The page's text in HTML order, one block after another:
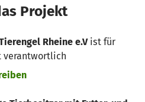
Projekt
Rheine e.V ist für
verantwortlich